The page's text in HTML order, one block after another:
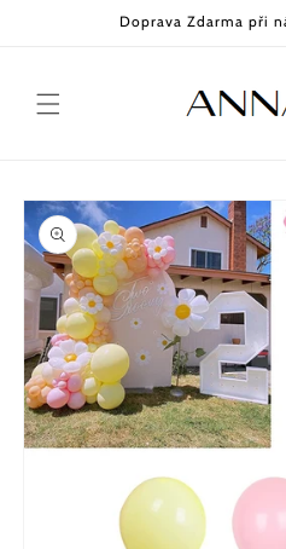
Doprava Zdarma při
informace
o
produktu